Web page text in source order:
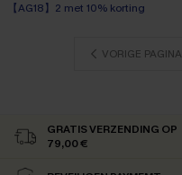
【AG18】2 met 10% korting
VORIGE PAGINA
GRATIS VERZENDING OP
79,00 €